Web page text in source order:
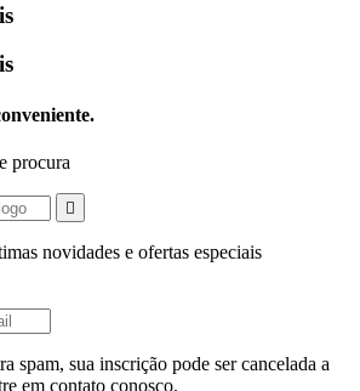
procura

novidades e ofertas especiais
spam, sua inscrição pode ser cancelada a
em contato conosco.